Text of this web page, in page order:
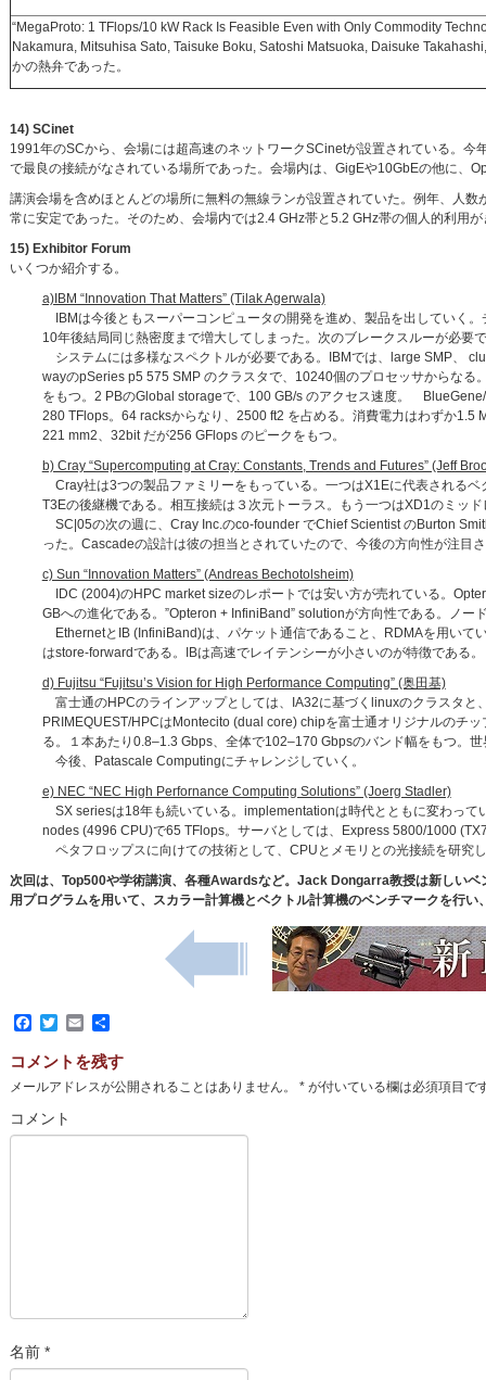
“MegaProto: 1 TFlops/10 kW Rack Is Feasible Even with Only Commodity
Nakamura, Mitsuhisa Sato, Taisuke Boku, Satoshi Matsuoka, Daisuke
かの熱弁であった。
14) SCinet
1991年のSCから、会場には超高速のネットワークSCinetが設置されている。
で最良の接続がなされている場所であった。会場内は、GigEや10GbEの他に、
講演会場を含めほとんどの場所に無料の無線ランが設置されていた。例年、人
常に安定であった。そのため、会場内では2.4 GHz帯と5.2 GHz帯の個人的利用
15) Exhibitor Forum
いくつか紹介する。
a)IBM “Innovation That Matters” (Tilak Agerwala)
IBMは今後ともスーパーコンピュータの開発を進め、製品を出していく
10年後結局同じ熱密度まで増大してしまった。次のブレークスルーが必要
システムには多様なスペクトルが必要である。IBMでは、large SMP、
wayのpSeries p5 575 SMP のクラスタで、10240個のプロセッサからな
をもつ。2 PBのGlobal storageで、100 GB/s のアクセス速度。
280 TFlops。64 racksからなり、2500 ft2 を占める。消費電力はわずか
221 mm2、32bit だが256 GFlops のピークをもつ。
b) Cray “Supercomputing at Cray: Constants, Trends and Futures” (Jeff
Cray社は3つの製品ファミリーをもっている。一つはX1Eに代表される
T3Eの後継機である。相互接続は３次元トーラス。もう一つはXD1のミッ
SC|05の次の週に、Cray Inc.のco-founder でChief Scientist のBurton
った。Cascadeの設計は彼の担当とされていたので、今後の方向性が注目
c) Sun “Innovation Matters” (Andreas Bechotolsheim)
IDC (2004)のHPC market sizeのレポートでは安い方が売れている。
GBへの進化である。”Opteron + InfiniBand” solutionが方向性である。ノ
EthernetとIB (InfiniBand)は、パケット通信であること、RDMAを用いて
はstore-forwardである。IBは高速でレイテンシーが小さいのが特徴である。
d) Fujitsu “Fujitsu’s Vision for High Performance Computing” (奥田基)
富士通のHPCのラインアップとしては、IA32に基づくlinuxのクラスタと
PRIMEQUEST/HPCはMontecito (dual core) chipを富士通オリジナルのチ
る。１本あたり0.8–1.3 Gbps、全体で102–170 Gbpsのバンド幅をもつ。
今後、Patascale Computingにチャレンジしていく。
e) NEC “NEC High Perfornance Computing Solutions” (Joerg Stadler)
SX seriesは18年も続いている。implementationは時代とともに変わっ
nodes (4996 CPU)で65 TFlops。サーバとしては、Express 5800/1000
ペタフロップスに向けての技術として、CPUとメモリとの光接続を研究
次回は、Top500や学術講演、各種Awardsなど。Jack Dongarra教授は新しい
用プログラムを用いて、スカラー計算機とベクトル計算機のベンチマークを行
Facebook
TwitterEmail
共
コメントを残す
メールアドレスが公開されることはありません。 *が付いている欄は必須項目で
コメント
名前 *